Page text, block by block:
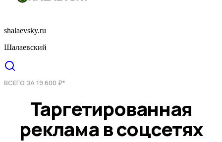
shalaevsky.ru
Шалаевский
ВСЕГО ЗА 19 600 ₽*
Таргетированная
реклама в соцсетях